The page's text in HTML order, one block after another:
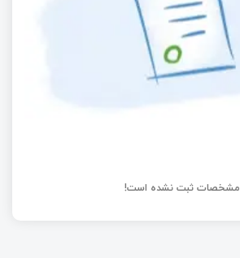
مشخصات ثبت نشده است!